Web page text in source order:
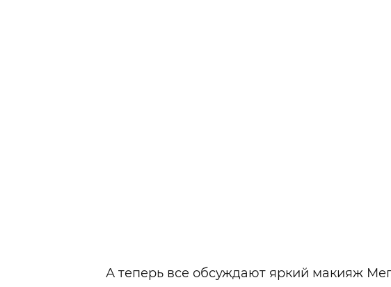
А теперь все обсуждают яркий макияж